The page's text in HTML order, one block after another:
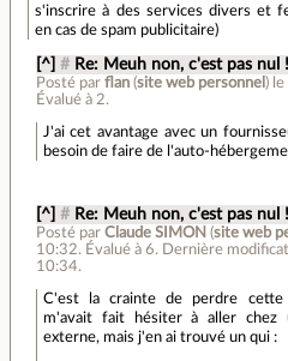
s'inscrire à des services divers et
en cas de spam publicitaire)
[^] # Re: Meuh non, c'est pas nul !
Posté par flan(site web personnel )
Évalué à 2.
J'ai cet avantage avec un
besoin de faire de l'auto-
[^] # Re: Meuh non, c'est pas nul !
Posté par Claude SIMON (site web
10:32. Évalué à 6. Dernière
10:34.
C'est la crainte de perdre cette
m'avait fait hésiter à aller chez
externe, mais j'en ai trouvé un qui :